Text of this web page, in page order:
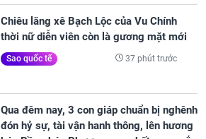
Chiêu lăng xê Bạch Lộc của Vu Chính
thời nữ diễn viên còn là gương mặt mới
Sao quốc tế 37 phút trước
Qua đêm nay, 3 con giáp chuẩn bị nghênh
đón hỷ sự, tài vận hanh thông, lên hương